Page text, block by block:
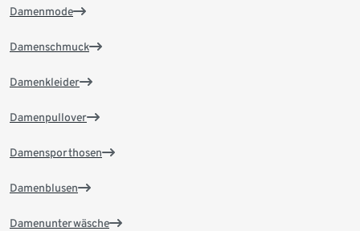
Damenmode
Damenschmuck
Damenkleider
Damenpullover
Damensporthosen
Damenblusen
Damenunterwäsche